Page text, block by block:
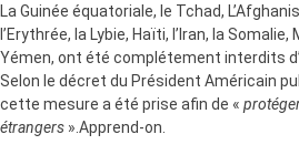
La Guinée équatoriale, le Tchad,
l’Erythrée, la Lybie, Haïti, l’Iran, la
Yémen, ont été complétement interdits
Selon le décret du Président Américain
cette mesure a été prise afin de «
étrangers ».Apprend-on.